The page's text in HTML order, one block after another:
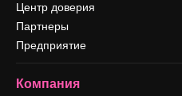
Центр доверия
Партнеры
Предприятие
Компания